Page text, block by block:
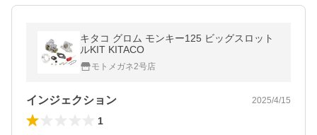
キタコ グロム モンキー125 ビッグスロット
ルKIT KITACO
モトメガネ2号店
インジェクション 2025/4/15
1